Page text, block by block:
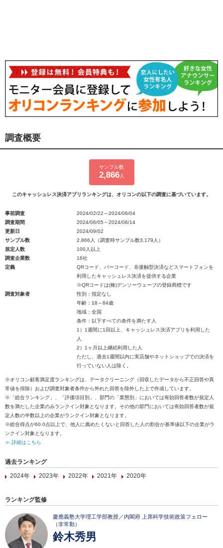
調査概要
サンプル数
2,866人
このキャッシュレス決済アプリランキングは、オリコンの以下の調査に基づいています。
事前調査
2024/02/22～2024/06/04
調査期間
2024/06/05～2024/06/14
更新日
2024/09/02
サンプル数
2,866人（調査時サンプル数3,179人）
規定人数
100人以上
調査企業数
16社
定義
QRコード、バーコード、非接触型決済などスマートフォンを
利用したキャッシュレス決済を提供する企業
※QRコードは(株)デンソーウェーブの登録商標です
調査対象者
性別：指定なし
年齢：18～84歳
地域：全国
条件：以下すべての条件を満たす人
1）1週間に1回以上、キャッシュレス決済アプリを利用した
人
2）1ヶ月以上継続利用した人
ただし、過去1週間以内に実店舗やネットショップでの決済を
行っていない人は除く。
※オリコン顧客満足度ランキングは、データクリーニング（回収したデータから不正回答や異
常値を排除）および調査対象者条件から外れた回答を除外した上で作成しています。
※「総合ランキング」、「評価項目別」、部門の「業態別」においては有効回答者数が規定人
数を満たした企業のみランクイン対象となります。その他の部門においては有効回答者数が規
定人数の半数以上の企業がランクイン対象となります。
※総合得点が60.0点以上で、他人に薦めたくないと回答した人の割合が基準値以下の企業がラ
ンクイン対象となります。
≫ 詳細はこちら
過去ランキング
2024年
2023年 2022年 2021年 2020年
ランキング監修
慶應義塾大学理工学部教授／内閣府 上席科学技術政策フェロー
（非常勤）
鈴木秀男